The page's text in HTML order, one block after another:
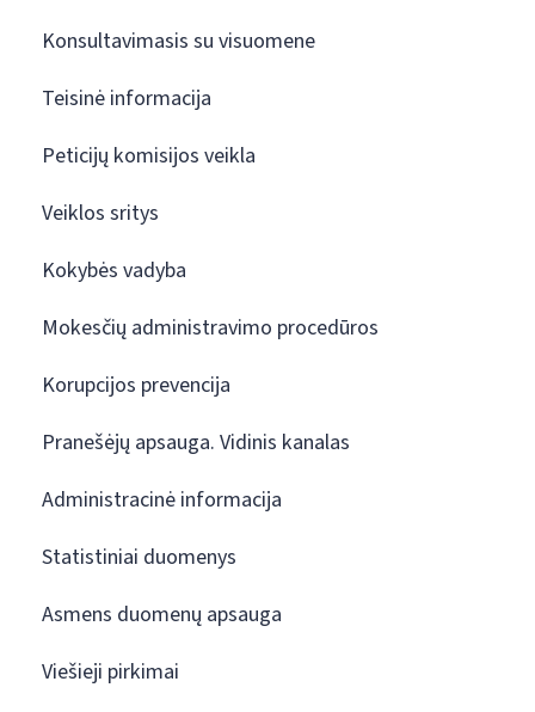
Konsultavimasis su visuomene
Teisinė informacija
Peticijų komisijos veikla
Veiklos sritys
Kokybės vadyba
Mokesčių administravimo procedūros
Korupcijos prevencija
Pranešėjų apsauga. Vidinis kanalas
Administracinė informacija
Statistiniai duomenys
Asmens duomenų apsauga
Viešieji pirkimai